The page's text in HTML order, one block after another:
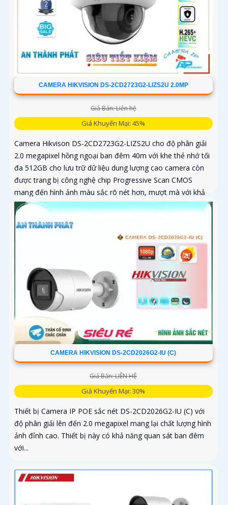
CAMERA HIKVISION DS-2CD2723G2-LIZS2U 2.0MP
Giá Bán: Liên hệ
Giá Khuyến Mại: 45%
Camera Hikvison DS-2CD2723G2-LIZS2U cho độ phân giải
2.0 megapixel hồng ngoại ban đêm 40m với khe thẻ nhớ tối
đa 512GB cho lưu trữ dữ liệu dung lượng cao camera còn
được trang bị công nghệ chip Progressive Scan CMOS
mang đến hình ảnh màu sắc rõ nét hơn, mượt mà với khả
năng quan sát Full Color trong khoảng cách 40m vào ban
đêm giúp camera có màu rõ nét như ban ngày
CAMERA HIKVISION DS-2CD2026G2-IU (C)
Giá Bán: LIÊN HỆ
Giá Khuyến Mại: 30%
Thiết bị Camera IP POE sắc nét DS-2CD2026G2-IU (C) với
độ phân giải lên đến 2.0 megapixel mang lại chất lượng hình
ảnh đỉnh cao. Thiết bị này có khả năng quan sát ban đêm
với...